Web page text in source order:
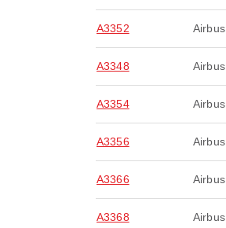
A3352
A3348
A3354
A3356
A3366
A3368